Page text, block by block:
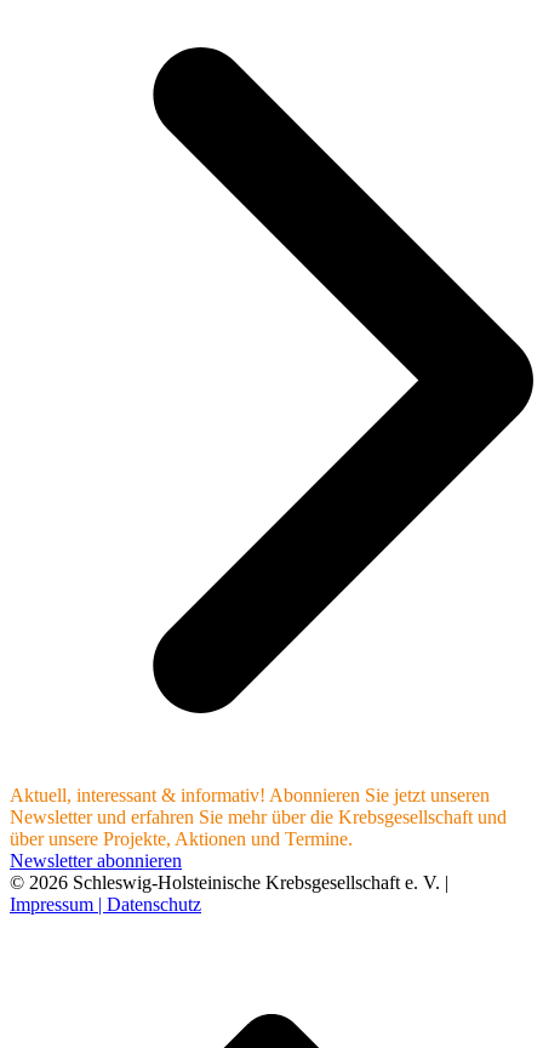
Aktuell, interessant & informativ! Abonnieren Sie jetzt unseren
Newsletter und erfahren Sie mehr über die Krebsgesellschaft und
über unsere Projekte, Aktionen und Termine.
Newsletter abonnieren
© 2026 Schleswig-Holsteinische Krebsgesellschaft e. V. |
Impressum | Datenschutz